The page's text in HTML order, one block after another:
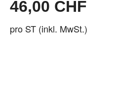
46,00 CHF
pro ST (inkl. MwSt.)